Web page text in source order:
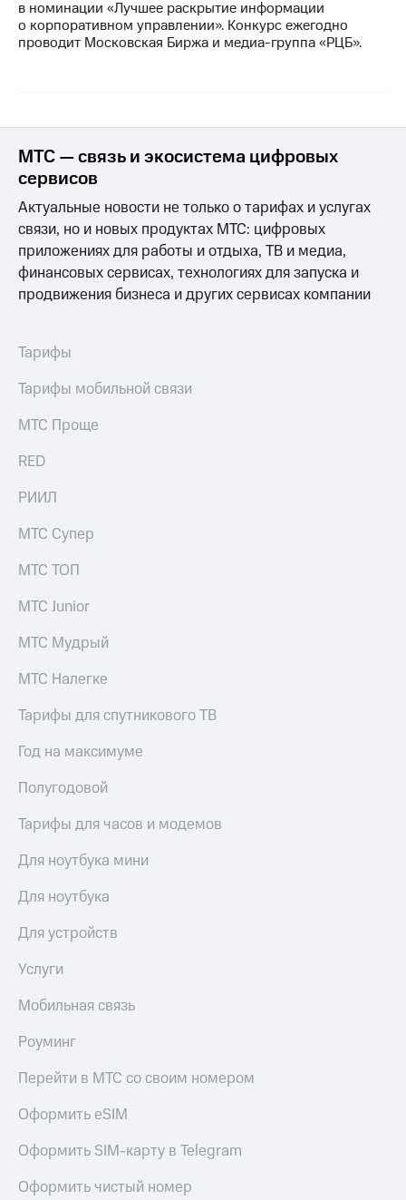
МТС
о технологиях
Финансовая
отчетность
Контакты
Новости
в
регионе
и акционерам
секретарь
информации
Собрания
акционеров
Личный
акционера
Акционерный
капитал
Контроль
аудит
акций
Описание
приобретения
выкупа
Дивиденды
Рынок
облигаций
Описание
Еврооблигации-2023
именных
Регистратор
Контакты
деловая этика
в номинации «Лучшее раскрытие информации
о корпоративном управлении». Конкурс ежегодно
проводит Московская Биржа и медиа-группа «РЦБ».
МТС — связь и экосистема цифровых
сервисов
Актуальные новости не только о тарифах и услугах
связи, но и новых продуктах МТС: цифровых
приложениях для работы и отдыха, ТВ и медиа,
финансовых сервисах, технологиях для запуска и
продвижения бизнеса и других сервисах компании
Тарифы
Тарифы мобильной связи
МТС Проще
RED
РИИЛ
МТС Супер
МТС ТОП
МТС Junior
МТС Мудрый
МТС Налегке
Тарифы для спутникового ТВ
Год на максимуме
Полугодовой
Тарифы для часов и модемов
Для ноутбука мини
Для ноутбука
Для устройств
Услуги
Мобильная связь
Роуминг
Перейти в МТС со своим номером
Оформить eSIM
Оформить SIM-карту в Telegram
Оформить чистый номер